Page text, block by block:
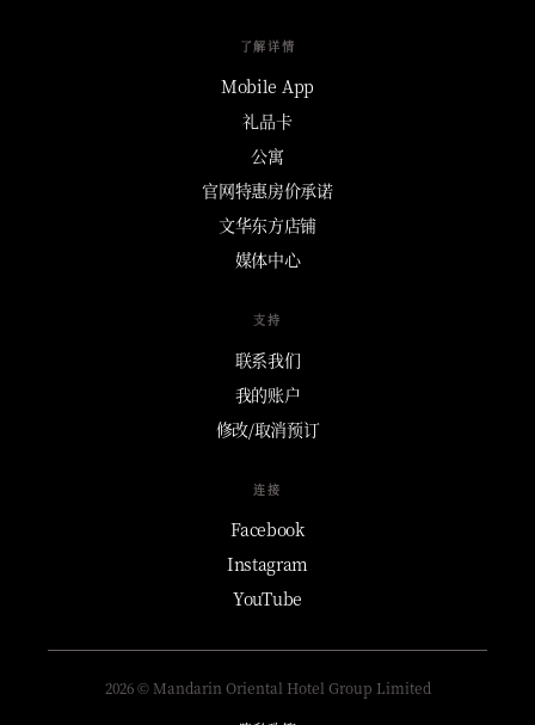
了解详情
Mobile App
礼品卡
公寓
官网特惠房价承诺
文华东方店铺
媒体中心
支持
联系我们
我的账户
修改/取消预订
连接
Facebook
Instagram
YouTube
2026 © Mandarin Oriental Hotel Group Limited